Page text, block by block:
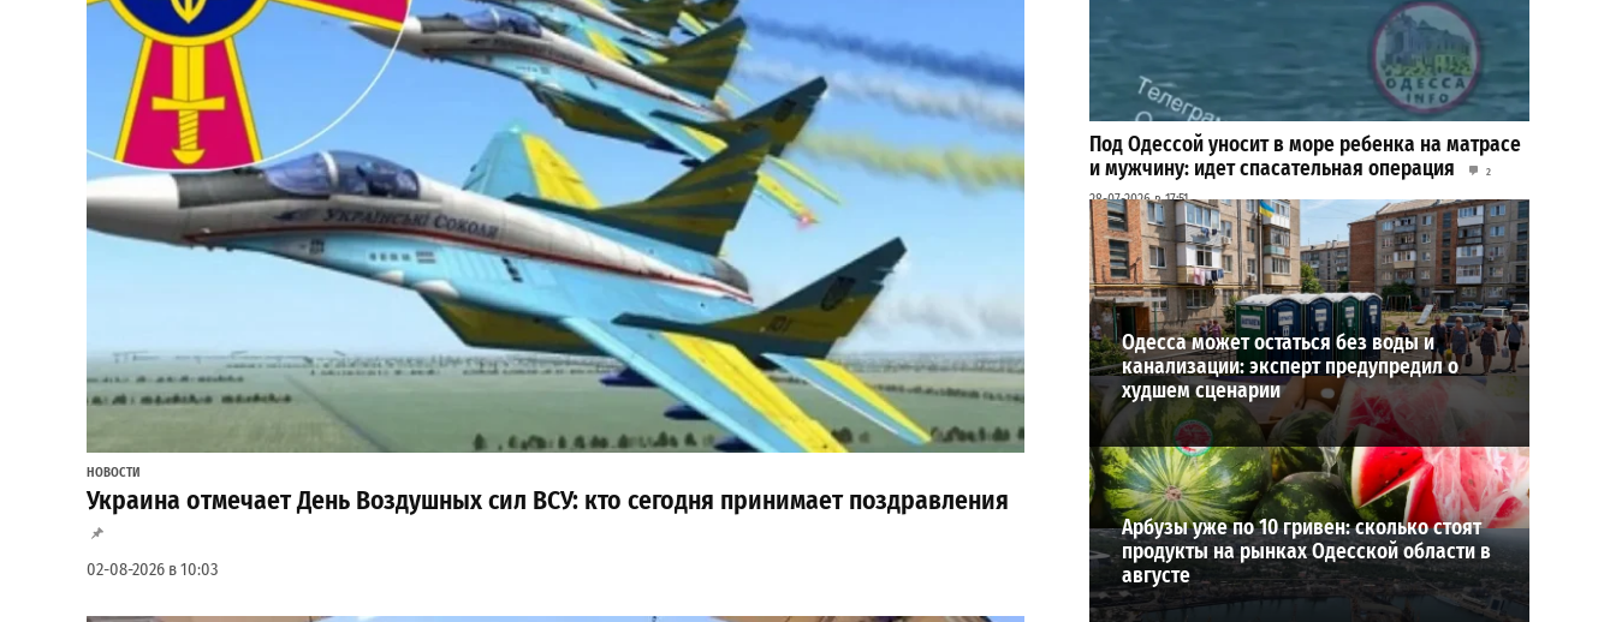
НОВОСТИ
Украина отмечает День Воздушных сил ВСУ: кто сегодня принимает поздравления
02-08-2026 в 10:03
Под Одессой уносит в море ребенка на матрасе
и мужчину: идет спасательная операция
2
28-07-2026 в 17:51
ВИБОР РЕДАКЦИИ
Одесса может остаться без воды и
канализации: эксперт предупредил о
худшем сценарии
Арбузы уже по 10 гривен: сколько стоят
продукты на рынках Одесской области в
августе